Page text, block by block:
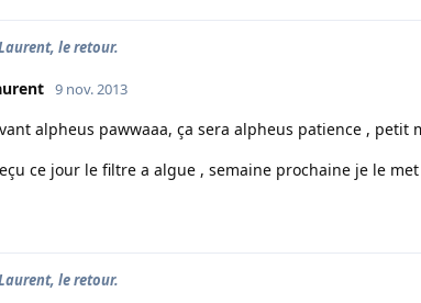
le retour.
9 nov. 2013
alpheus pawwaaa, ça sera alpheus patience ,
ce jour le filtre a algue , semaine prochaine je le
le retour.